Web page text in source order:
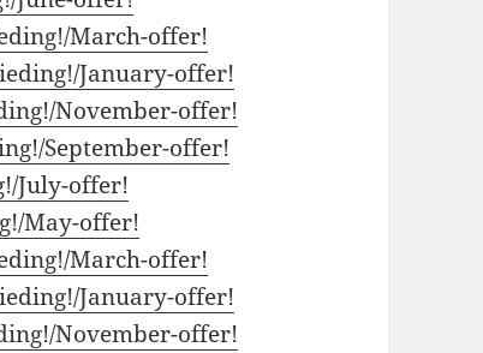
March-offer!
January-offer!
November-offer!
September-offer!
July-offer!
May-offer!
March-offer!
January-offer!
November-offer!